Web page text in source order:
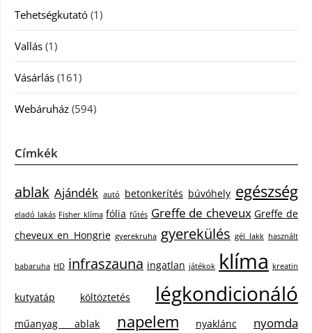
Tehetségkutató (1)
Vallás (1)
Vásárlás (161)
Webáruház (594)
Címkék
ablak Ajándék autó betonkerítés búvóhely egészség
eladó lakás Fisher klíma fólia fűtés Greffe de cheveux Greffe de
cheveux en Hongrie gyerekruha gyerekülés gél lakk használt
babaruha HD infraszauna ingatlan játékok klíma kreatin
kutyatáp költöztetés légkondicionáló
műanyag ablak napelem nyaklánc nyomda